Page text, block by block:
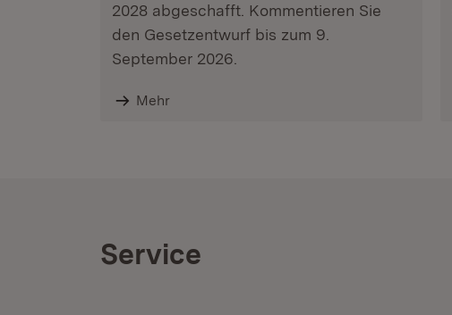
2028 abgeschafft. Kommentieren Sie
den Gesetzentwurf bis zum 9.
September 2026.
Mehr
Service